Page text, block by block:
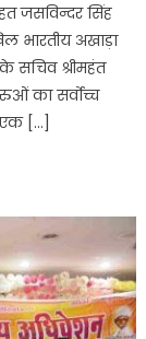
जसविन्दर सिंह
भारतीय अखाड़ा
के सचिव श्रीमहंत
का सर्वोच्च
[…]